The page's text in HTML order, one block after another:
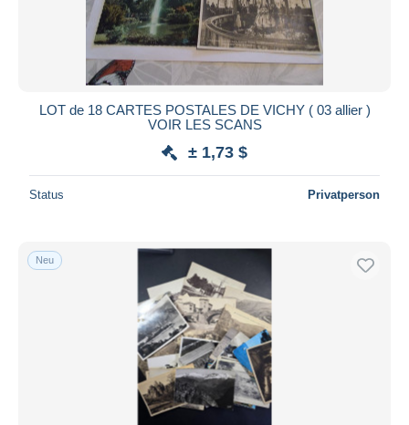
LOT de 18 CARTES POSTALES DE VICHY ( 03 allier )
VOIR LES SCANS
± 1,73 $
Status Privatperson
Neu